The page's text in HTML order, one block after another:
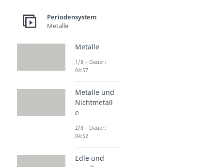
Periodensystem
Metalle
Metalle
1/8 – Dauer:
04:57
Metalle und
Nichtmetall
e
2/8 – Dauer:
04:52
Edle und